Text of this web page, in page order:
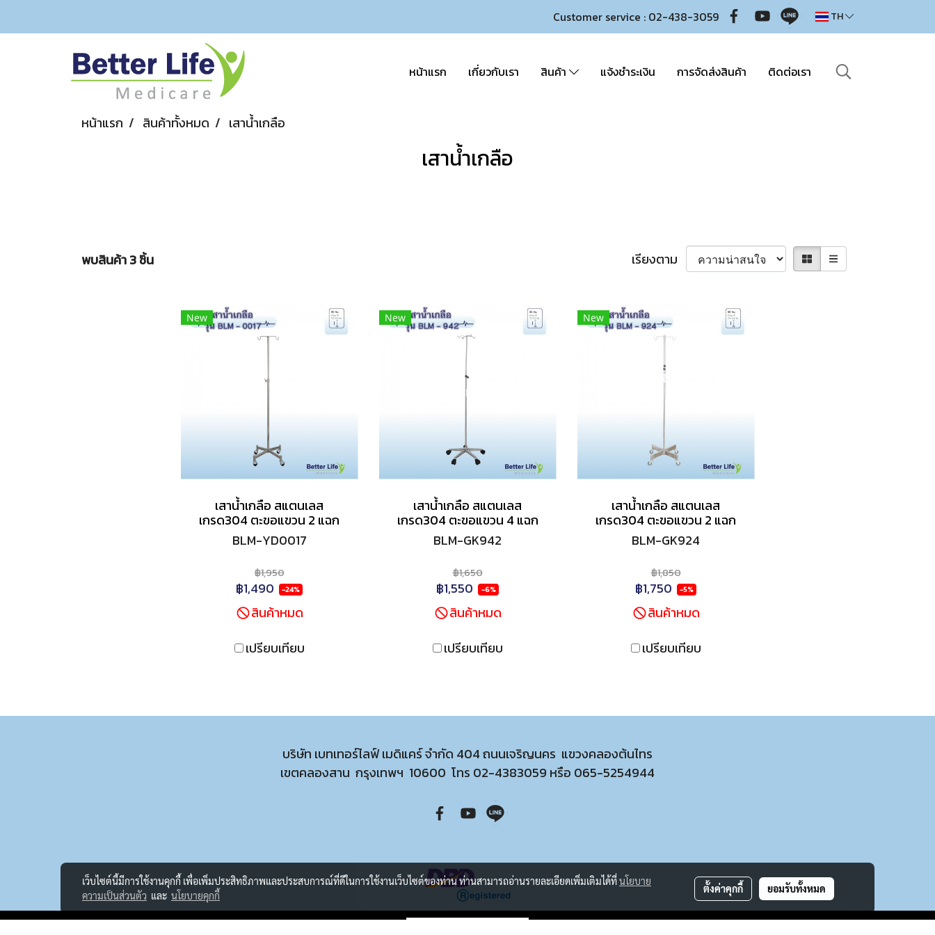
Customer service : 02-438-3059 TH
หน้าแรก เกี่ยวกับเรา สินค้า แจ้งชำระเงิน การจัดส่งสินค้า ติดต่อเรา
หน้าแรก สินค้าทั้งหมด เสาน้ำเกลือ
เสาน้ำเกลือ
พบสินค้า 3 ชิ้น เรียงตาม
New
เสาน้ำเกลือ สแตนเลส
เกรด304 ตะขอแขวน 2 แฉก
BLM-YD0017
฿1,950
฿1,490 -24%
สินค้าหมด
เปรียบเทียบ
New
เสาน้ำเกลือ สแตนเลส
เกรด304 ตะขอแขวน 4 แฉก
BLM-GK942
฿1,650
฿1,550 -6%
สินค้าหมด
เปรียบเทียบ
New
เสาน้ำเกลือ สแตนเลส
เกรด304 ตะขอแขวน 2 แฉก
BLM-GK924
฿1,850
฿1,750 -5%
สินค้าหมด
เปรียบเทียบ
บริษัท เบทเทอร์ไลฟ์ เมดิแคร์ จำกัด 404 ถนนเจริญนคร แขวงคลองต้นไทร
เขตคลองสาน กรุงเทพฯ 10600 โทร 02-4383059 หรือ 065-5254944
เว็บไซต์นี้มีการใช้งานคุกกี้ เพื่อเพิ่มประสิทธิภาพและประสบการณ์ที่ดีในการใช้งานเว็บไซต์ของท่าน ท่านสามารถอ่านรายละเอียดเพิ่มเติมได้ที่นโยบาย
ความเป็นส่วนตัว และ นโยบายคุกกี้
ตั้งค่าคุกกี้ ยอมรับทั้งหมด